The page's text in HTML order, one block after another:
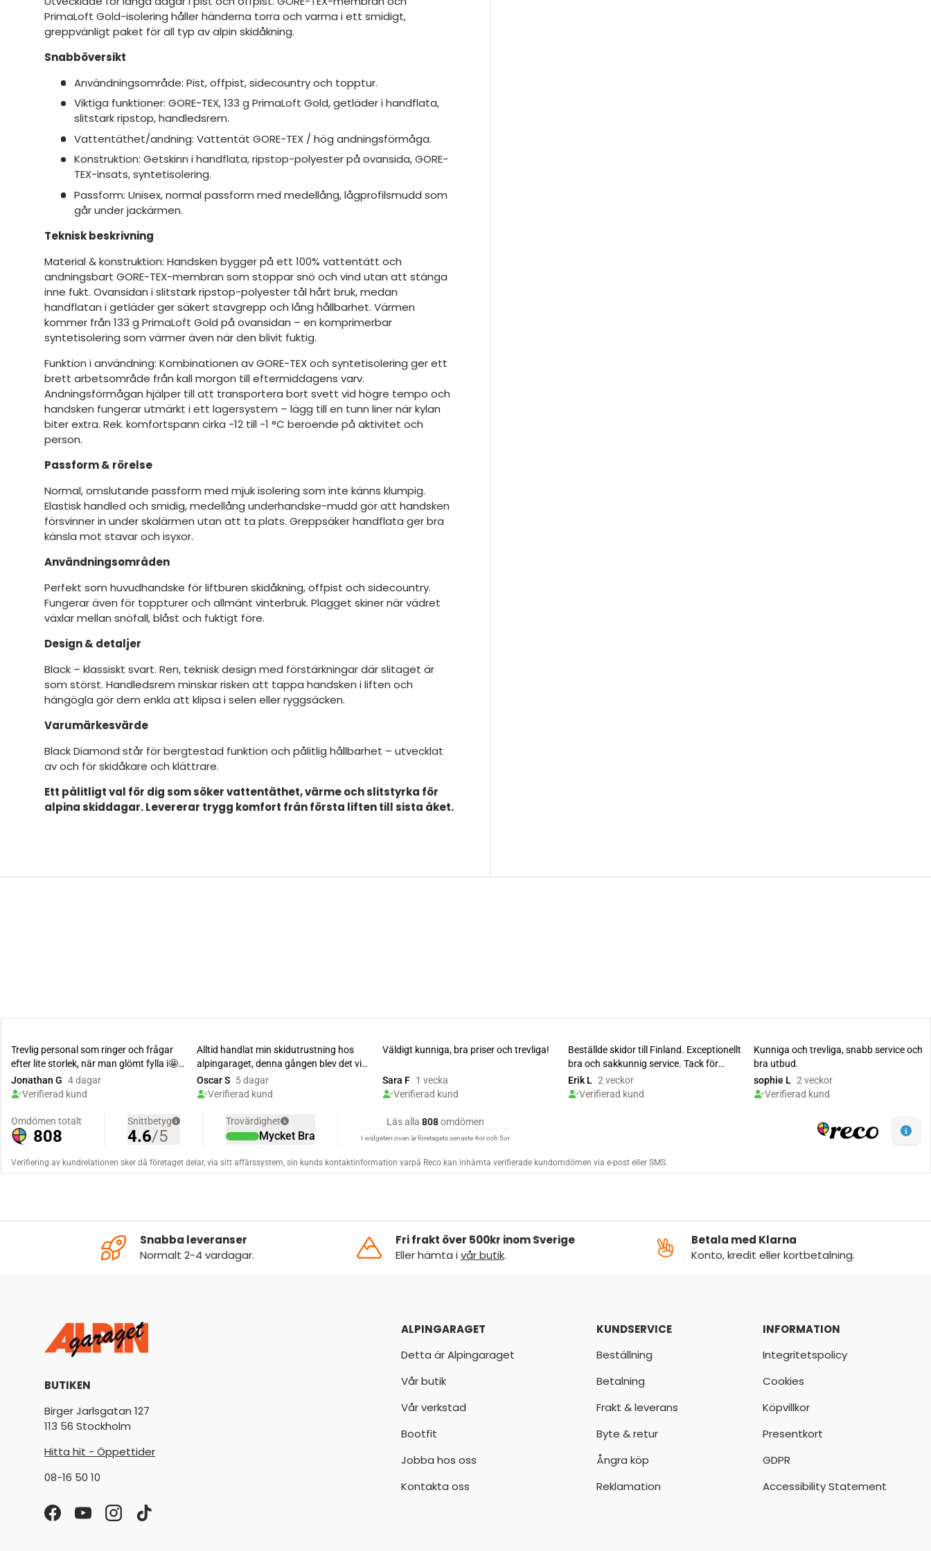
PrimaLoft Gold-isolering håller händerna torra och varma i ett smidigt,
greppvänligt paket för all typ av alpin skidåkning.
Snabböversikt
Användningsområde: Pist, offpist, sidecountry och topptur.
Viktiga funktioner: GORE-TEX, 133 g PrimaLoft Gold, getläder i handflata,
slitstark ripstop, handledsrem.
Vattentäthet/andning: Vattentät GORE-TEX / hög andningsförmåga.
Konstruktion: Getskinn i handflata, ripstop-polyester på ovansida, GORE-
TEX-insats, syntetisolering.
Passform: Unisex, normal passform med medellång, lågprofilsmudd som
går under jackärmen.
Teknisk beskrivning
Material & konstruktion: Handsken bygger på ett 100% vattentätt och
andningsbart GORE-TEX-membran som stoppar snö och vind utan att stänga
inne fukt. Ovansidan i slitstark ripstop-polyester tål hårt bruk, medan
handflatan i getläder ger säkert stavgrepp och lång hållbarhet. Värmen
kommer från 133 g PrimaLoft Gold på ovansidan – en komprimerbar
syntetisolering som värmer även när den blivit fuktig.
Funktion i användning: Kombinationen av GORE-TEX och syntetisolering ger ett
brett arbetsområde från kall morgon till eftermiddagens varv.
Andningsförmågan hjälper till att transportera bort svett vid högre tempo och
handsken fungerar utmärkt i ett lagersystem – lägg till en tunn liner när kylan
biter extra. Rek. komfortspann cirka -12 till -1 °C beroende på aktivitet och
person.
Passform & rörelse
Normal, omslutande passform med mjuk isolering som inte känns klumpig.
Elastisk handled och smidig, medellång underhandske-mudd gör att handsken
försvinner in under skalärmen utan att ta plats. Greppsäker handflata ger bra
känsla mot stavar och isyxor.
Användningsområden
Perfekt som huvudhandske för liftburen skidåkning, offpist och sidecountry.
Fungerar även för toppturer och allmänt vinterbruk. Plagget skiner när vädret
växlar mellan snöfall, blåst och fuktigt före.
Design & detaljer
Black – klassiskt svart. Ren, teknisk design med förstärkningar där slitaget är
som störst. Handledsrem minskar risken att tappa handsken i liften och
hängögla gör dem enkla att klipsa i selen eller ryggsäcken.
Varumärkesvärde
Black Diamond står för bergtestad funktion och pålitlig hållbarhet – utvecklat
av och för skidåkare och klättrare.
Ett pålitligt val för dig som söker vattentäthet, värme och slitstyrka för
alpina skiddagar. Levererar trygg komfort från första liften till sista åket.
Snabba leveranser
Normalt 2-4 vardagar.
Fri frakt över 500kr inom Sverige
Eller hämta ivår butik.
Betala med Klarna
Konto, kredit eller kortbetalning.
BUTIKEN
Birger Jarlsgatan 127
113 56 Stockholm
Hitta hit - Öppettider
08-16 50 10
FacebookYouTubeInstagram
TikTok
ALPINGARAGET
Detta är Alpingaraget
Vår butik
Vår verkstad
Bootfit
Jobba hos oss
Kontakta oss
KUNDSERVICE
Beställning
Betalning
Frakt & leverans
Byte & retur
Ångra köp
Reklamation
INFORMATION
Integritetspolicy
Cookies
Köpvillkor
Presentkort
GDPR
Accessibility Statement